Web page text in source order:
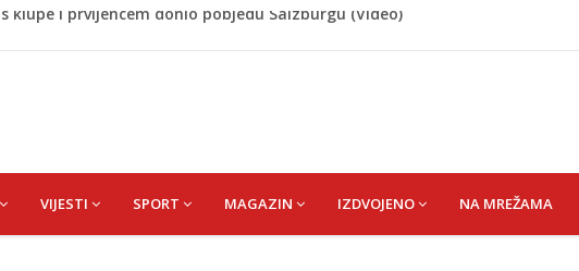
U Tržačkoj Rašteli obilježena 31. godišnjica deblokade Unsko-sanskog
udarom požara: Vatrogasci nadljudskim naporima spriječili veću
klupe i prvijencem donio pobjedu Salzburgu (Video)
VIJESTI SPORT MAGAZIN IZDVOJENO NA MREŽAMA